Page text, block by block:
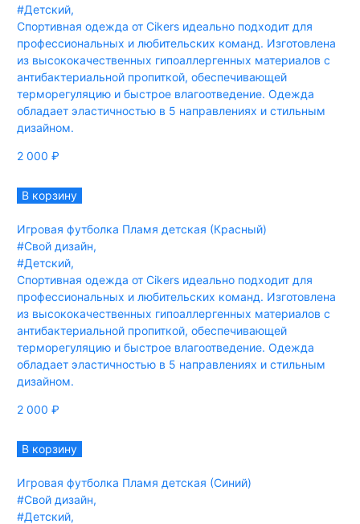
#Детский,
Спортивная одежда от Cikers идеально подходит для
профессиональных и любительских команд. Изготовлена
из высококачественных гипоаллергенных материалов с
антибактериальной пропиткой, обеспечивающей
терморегуляцию и быстрое влагоотведение. Одежда
обладает эластичностью в 5 направлениях и стильным
дизайном.
2 000 ₽
В корзину
Игровая футболка Пламя детская (Красный)
#Свой дизайн,
#Детский,
Спортивная одежда от Cikers идеально подходит для
профессиональных и любительских команд. Изготовлена
из высококачественных гипоаллергенных материалов с
антибактериальной пропиткой, обеспечивающей
терморегуляцию и быстрое влагоотведение. Одежда
обладает эластичностью в 5 направлениях и стильным
дизайном.
2 000 ₽
В корзину
Игровая футболка Пламя детская (Синий)
#Свой дизайн,
#Детский,